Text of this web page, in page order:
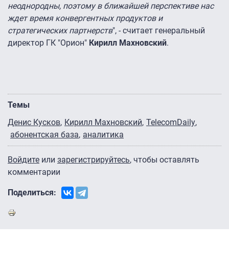
неоднородны, поэтому в ближайшей перспективе нас
ждет время конвергентных продуктов и
стратегических партнерств", - считает генеральный
директор ГК "Орион" Кирилл Махновский.
Темы
Денис Кусков Кирилл Махновский TelecomDaily
абонентская база аналитика
Войдите или зарегистрируйтесь, чтобы оставлять
комментарии
Поделиться: